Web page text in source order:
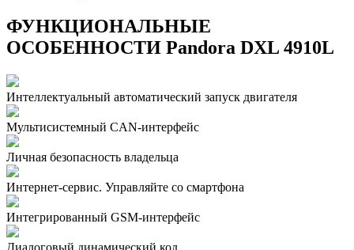
ФУНКЦИОНАЛЬНЫЕ
ОСОБЕННОСТИ Pandora DXL 4910L
Интеллектуальный автоматический запуск двигателя
Мультисистемный CAN-интерфейс
Личная безопасность владельца
Интернет-сервис. Управляйте со смартфона
Интегрированный GSM-интерфейс
Диалоговый динамический код